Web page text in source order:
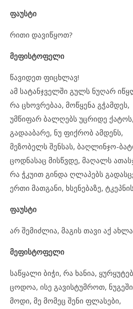
ფაუსტი
რითი დავიწყოთ?
მეფისტოფელი
წავიდეთ ფიცხლავ!
ამ სატანჯველში გულს ნუღარ
რა ცხოვრებაა, მოწყენა გჭამდეს,
უმწიფარ ბალღებს უცრიდე ქატოს,
გადააბარე, ნუ ფიქრობ ამდენს,
მეზობელს შენსას, ბაღლინჯო-
ცოდნასაც მისწვდე, მაღალს
რა ჭკუით გინდა ღლაპებს
ერთი მათგანი, ხსენებაზე,
ფაუსტი
არ შემიძლია, მაგის თავი აქ
მეფისტოფელი
საწყალი ბიჭი, რა ხანია,
ცოდოა, ისე გავისტუმროთ,
მოდი, მე მომეც შენი ფლასები,